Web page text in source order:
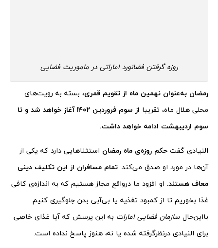
روزه گرفتن فضانورد اماراتی در ماموریت فضایی
رمضان به‌عنوان نهمین ماه از تقویم قمری، بسته به رویت‌های
محلی هلال ماه، تقریبا
از سوم فروردین ۱۴۰۲ آغاز خواهد شد و تا
سوم اردیبهشت ادامه خواهد داشت.
النیادی گفت حکم روزه‌ی ماه رمضان استثناهایی دارد که یکی از
آن‌ها در مورد او صدق می‌کند: تمام مسافران از این تکلیف دینی
معاف هستند. او افزود ما درواقع مجاز هستیم که به اندازه‌ی کافی
غذا بخوریم تا از کمبود تغذیه یا بی‌آبی بدن جلوگیری کنیم.
بااین‌حال سازمان فضایی امارات به این پرسش که آیا غذای خاصی
برای النیادی درنظرگرفته شده یا نه، هنوز پاسخ نداده است.